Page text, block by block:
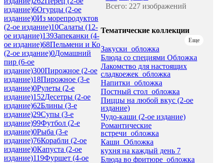
издание)6Огурцы (2-ое
издание)0Из морепродуктов
(2-ое издание)10Салаты (12-
ое издание)139Запеканки (4-
ое издание)68Пельмени и Ко
(2-ое издание)0Домашний
пир (6-ое
издание)300Пирожное (2-ое
издание)18Пирожное (3-е
издание)0Рулеты (2-е
издание)152Десетры (2-ое
издание)62Блины (3-е
издание)29Супы (3-е
издание)99Футбол (2-е
издание)0Рыба (3-е
издание)76Корабли (2-ое
издание)0Капуста (2-ое
издание)119Фуршет (4-ое
Всего: 227 изображений
Тематические коллекции
Еще
Закуски_обложка
Блюда со специями Обложка
Лакомство для настоящих
сладкоежек_обложка
Напитки_обложка
Постный стол_обложка
Пиццы на любой вкус (2-ое
издание)
Чудо-каши (2-ое издание)
Романтические
встречи_обложка
Каши_Обложка
кухня на каждый день 7
Блюда во фритюре_обложка